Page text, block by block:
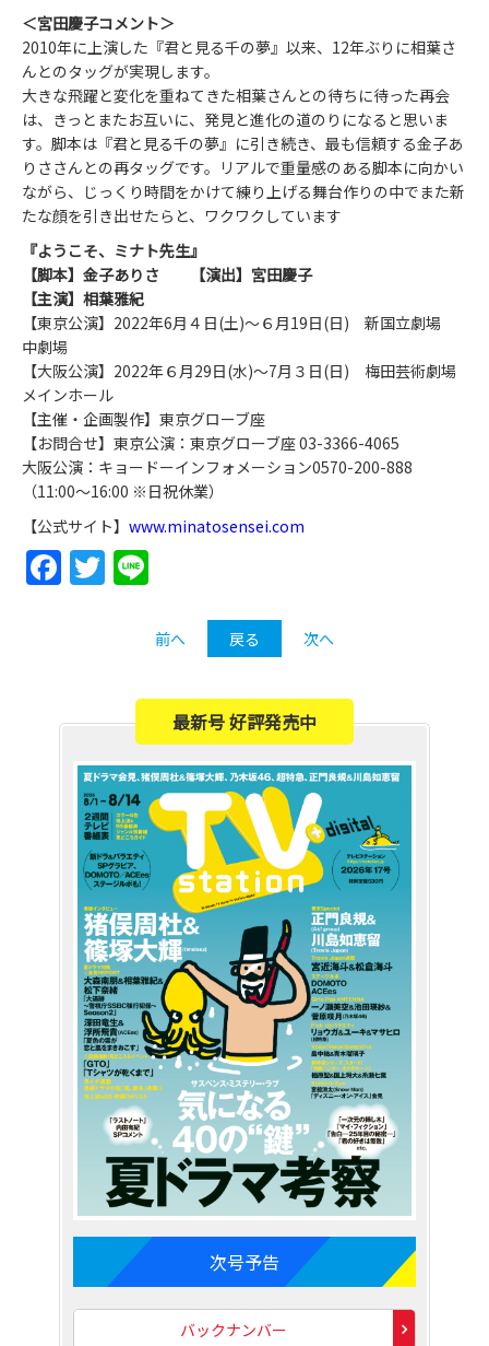
＜宮田慶子コメント＞
2010年に上演した『君と見る千の夢』以来、12年ぶりに相葉さ
んとのタッグが実現します。
大きな飛躍と変化を重ねてきた相葉さんとの待ちに待った再会
は、きっとまたお互いに、発見と進化の道のりになると思いま
す。脚本は『君と見る千の夢』に引き続き、最も信頼する金子あ
りささんとの再タッグです。リアルで重量感のある脚本に向かい
ながら、じっくり時間をかけて練り上げる舞台作りの中でまた新
たな顔を引き出せたらと、ワクワクしています
『ようこそ、ミナト先生』
【脚本】金子ありさ 【演出】宮田慶子
【主演】相葉雅紀
【東京公演】2022年6月４日(土)～６月19日(日) 新国立劇場
中劇場
【大阪公演】2022年６月29日(水)～7月３日(日) 梅田芸術劇場
メインホール
【主催・企画製作】東京グローブ座
【お問合せ】東京公演：東京グローブ座 03-3366-4065
大阪公演：キョードーインフォメーション0570-200-888
（11:00〜16:00 ※日祝休業）
【公式サイト】 www.minatosensei.com
Facebook
Twitter
前へ 戻る 次へ
最新号 好評発売中
次号予告
バックナンバー